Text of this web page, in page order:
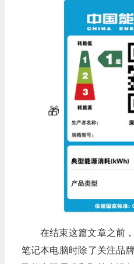
在结束这篇文章之前
笔记本电脑时除了关注品